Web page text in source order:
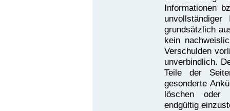
Informationen
grundsätzlich
kein
Verschulden
unverbindlich.
Teile der
gesonderte
löschen oder
endgültig